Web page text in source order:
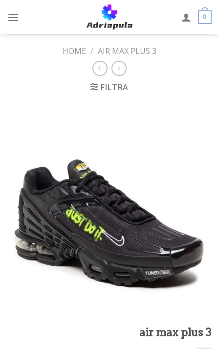
0
HOME / AIR MAX PLUS 3
FILTRA
air max plus 3